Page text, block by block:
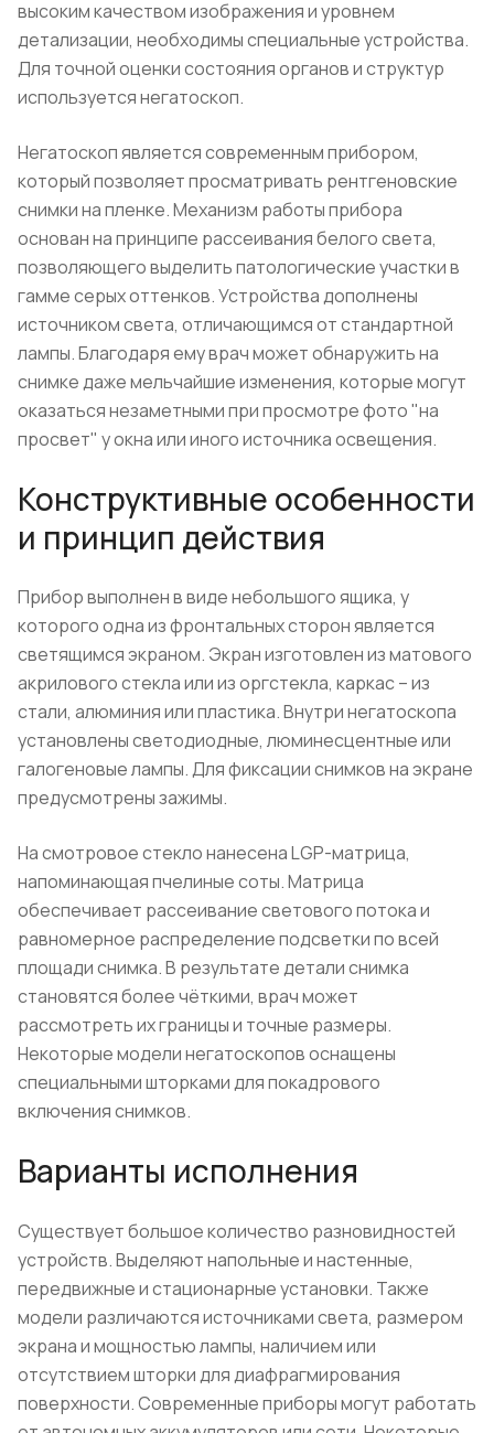
высоким качеством изображения и уровнем
детализации, необходимы специальные устройства.
Для точной оценки состояния органов и структур
используется негатоскоп.
Негатоскоп является современным прибором,
который позволяет просматривать рентгеновские
снимки на пленке. Механизм работы прибора
основан на принципе рассеивания белого света,
позволяющего выделить патологические участки в
гамме серых оттенков. Устройства дополнены
источником света, отличающимся от стандартной
лампы. Благодаря ему врач может обнаружить на
снимке даже мельчайшие изменения, которые могут
оказаться незаметными при просмотре фото "на
просвет" у окна или иного источника освещения.
Конструктивные особенности
и принцип действия
Прибор выполнен в виде небольшого ящика, у
которого одна из фронтальных сторон является
светящимся экраном. Экран изготовлен из матового
акрилового стекла или из оргстекла, каркас – из
стали, алюминия или пластика. Внутри негатоскопа
установлены светодиодные, люминесцентные или
галогеновые лампы. Для фиксации снимков на экране
предусмотрены зажимы.
На смотровое стекло нанесена LGP-матрица,
напоминающая пчелиные соты. Матрица
обеспечивает рассеивание светового потока и
равномерное распределение подсветки по всей
площади снимка. В результате детали снимка
становятся более чёткими, врач может
рассмотреть их границы и точные размеры.
Некоторые модели негатоскопов оснащены
специальными шторками для покадрового
включения снимков.
Варианты исполнения
Существует большое количество разновидностей
устройств. Выделяют напольные и настенные,
передвижные и стационарные установки. Также
модели различаются источниками света, размером
экрана и мощностью лампы, наличием или
отсутствием шторки для диафрагмирования
поверхности. Современные приборы могут работать